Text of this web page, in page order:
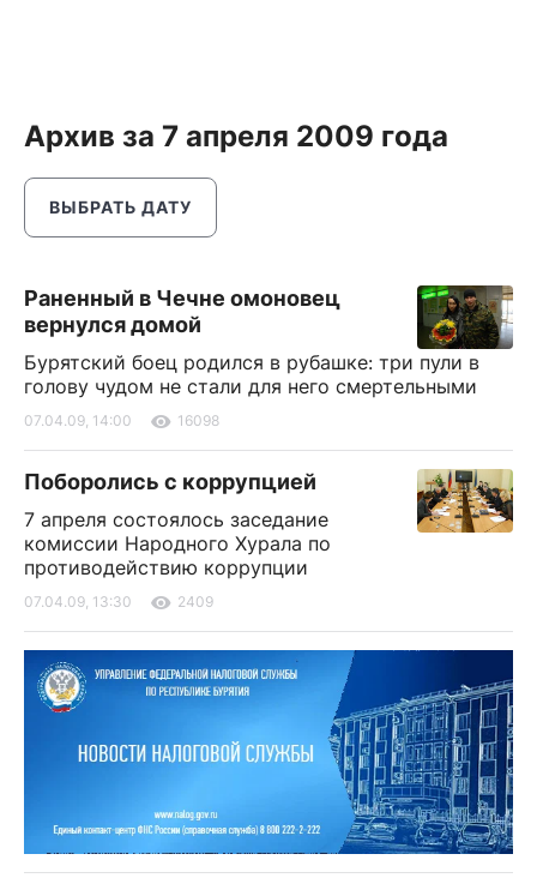
Архив за 7 апреля 2009 года
ВЫБРАТЬ ДАТУ
Раненный в Чечне омоновец
вернулся домой
Бурятский боец родился в рубашке: три пули в
голову чудом не стали для него смертельными
07.04.09, 14:00 16098
Поборолись с коррупцией
7 апреля состоялось заседание
комиссии Народного Хурала по
противодействию коррупции
07.04.09, 13:30 2409